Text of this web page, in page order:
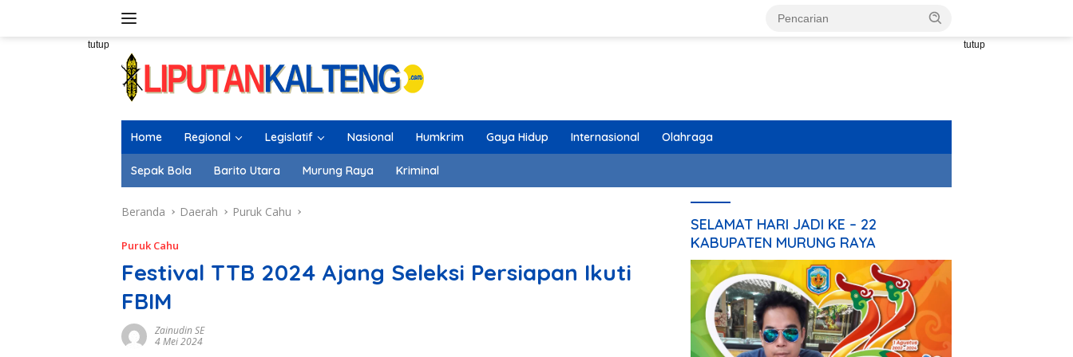
tutup tutup
Home Regional Legislatif Nasional Humkrim Gaya Hidup Internasional Olahraga
Sepak Bola Barito Utara Murung Raya Kriminal
Beranda Daerah Puruk Cahu
Puruk Cahu
Festival TTB 2024 Ajang Seleksi Persiapan Ikuti
FBIM
Zainudin SE
4 Mei 2024
SELAMAT HARI JADI KE – 22
KABUPATEN MURUNG RAYA